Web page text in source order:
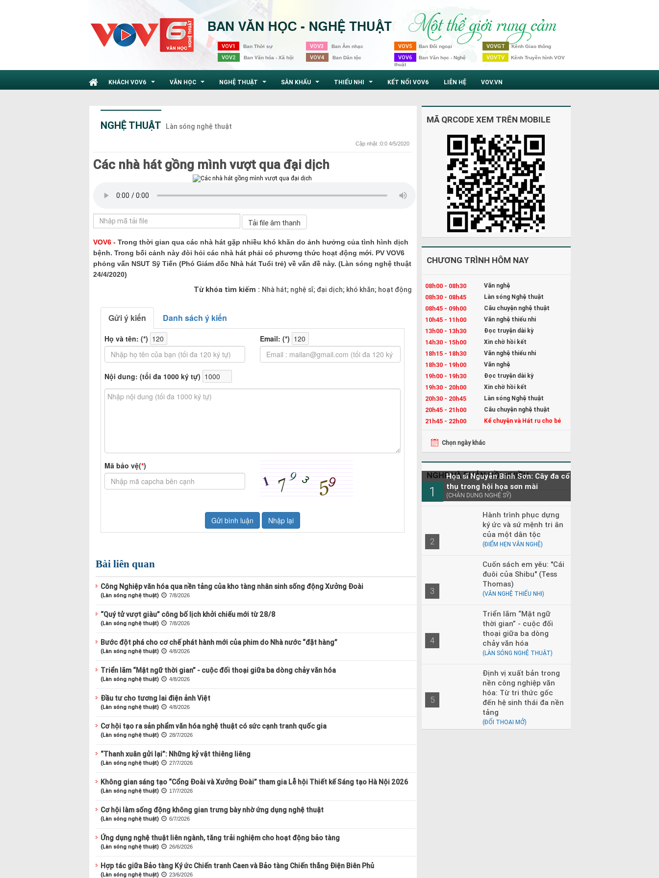
VOV1 Ban Thời sự
VOV2 Ban Văn hóa - Xã hội
VOV3 Ban Âm nhạc
VOV4 Ban Dân tộc
VOV5 Ban Đối ngoại
VOV6 Ban Văn học - Nghệ
thuật
VOVGT Kênh Giao thông
VOVTV Kênh Truyền hình VOV
KHÁCH VOV6 VĂN HỌC NGHỆ THUẬT SÂN KHẤU THIẾU NHI KẾT NỐI VOV6 LIÊN HỆ VOV.VN
NGHỆ THUẬT Làn sóng nghệ thuật
Cập nhật :0:0 4/5/2020
Các nhà hát gồng mình vượt qua đại dịch
VOV6 - Trong thời gian qua các nhà hát gặp nhiều khó khăn do ảnh hưởng của tình hình dịch
bệnh. Trong bối cảnh này đòi hỏi các nhà hát phải có phương thức hoạt động mới. PV VOV6
phỏng vấn NSUT Sỹ Tiến (Phó Giám đốc Nhà hát Tuổi trẻ) về vấn đề này. (Làn sóng nghệ thuật
24/4/2020)
Từ khóa tìm kiếm : Nhà hát; nghệ sĩ; đại dịch; khó khăn; hoạt động
Bài liên quan
Công Nghiệp văn hóa qua nền tảng của kho tàng nhân sinh sống động Xưởng Đoài
(Làn sóng nghệ thuật) 7/8/2026
“Quý tử vượt giàu” công bố lịch khởi chiếu mới từ 28/8
(Làn sóng nghệ thuật) 7/8/2026
Bước đột phá cho cơ chế phát hành mới của phim do Nhà nước “đặt hàng”
(Làn sóng nghệ thuật) 4/8/2026
Triển lãm “Mật ngữ thời gian” - cuộc đối thoại giữa ba dòng chảy văn hóa
(Làn sóng nghệ thuật) 4/8/2026
Đầu tư cho tương lai điện ảnh Việt
(Làn sóng nghệ thuật) 4/8/2026
Cơ hội tạo ra sản phẩm văn hóa nghệ thuật có sức cạnh tranh quốc gia
(Làn sóng nghệ thuật) 28/7/2026
“Thanh xuân gửi lại”: Những kỷ vật thiêng liêng
(Làn sóng nghệ thuật) 27/7/2026
Không gian sáng tạo “Cổng Đoài và Xưởng Đoài” tham gia Lễ hội Thiết kế Sáng tạo Hà Nội 2026
(Làn sóng nghệ thuật) 17/7/2026
Cơ hội làm sống động không gian trưng bày nhờ ứng dụng nghệ thuật
(Làn sóng nghệ thuật) 6/7/2026
Ứng dụng nghệ thuật liên ngành, tăng trải nghiệm cho hoạt động bảo tàng
(Làn sóng nghệ thuật) 26/6/2026
Hợp tác giữa Bảo tàng Ký ức Chiến tranh Caen và Bảo tàng Chiến thắng Điện Biên Phủ
(Làn sóng nghệ thuật) 23/6/2026
MÃ QRCODE XEM TRÊN MOBILE
CHƯƠNG TRÌNH HÔM NAY
08h00 - 08h30 Văn nghệ
08h30 - 08h45 Làn sóng Nghệ thuật
08h45 - 09h00 Câu chuyện nghệ thuật
10h45 - 11h00 Văn nghệ thiếu nhi
13h00 - 13h30 Đọc truyện dài kỳ
14h30 - 15h00 Xin chờ hồi kết
18h15 - 18h30 Văn nghệ thiếu nhi
18h30 - 19h00 Văn nghệ
19h00 - 19h30 Đọc truyện dài kỳ
19h30 - 20h00 Xin chờ hồi kết
20h30 - 20h45 Làn sóng Nghệ thuật
20h45 - 21h00 Câu chuyện nghệ thuật
21h45 - 22h00
Kể chuyện và Hát ru cho bé
22h30 - 23h00 Đọc truyện đêm khuya
Chọn ngày khác
NGHE VÀ PHẢN HỒI NHIỀU
1
Họa sĩ Nguyễn Bỉnh Sơn: Cây đa cổ
thụ trong hội họa sơn mài
(CHÂN DUNG NGHỆ SỸ)
2
Hành trình phục dựng
ký ức và sứ mệnh tri ân
của một dân tộc
(ĐIỂM HẸN VĂN NGHỆ)
3
Cuốn sách em yêu: "Cái
đuôi của Shibu" (Tess
Thomas)
(VĂN NGHỆ THIẾU NHI)
4
Triển lãm “Mật ngữ
thời gian” - cuộc đối
thoại giữa ba dòng
chảy văn hóa
(LÀN SÓNG NGHỆ THUẬT)
5
Định vị xuất bản trong
nền công nghiệp văn
hóa: Từ tri thức gốc
đến hệ sinh thái đa nền
tảng
(ĐỐI THOẠI MỞ)